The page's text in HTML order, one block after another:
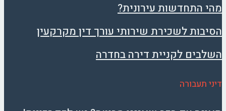
מהי התחדשות עירונית?
הסיבות לשכירת שירותי עורך דין מקרקעין
השלבים לקניית דירה בחדרה
דיני תעבורה